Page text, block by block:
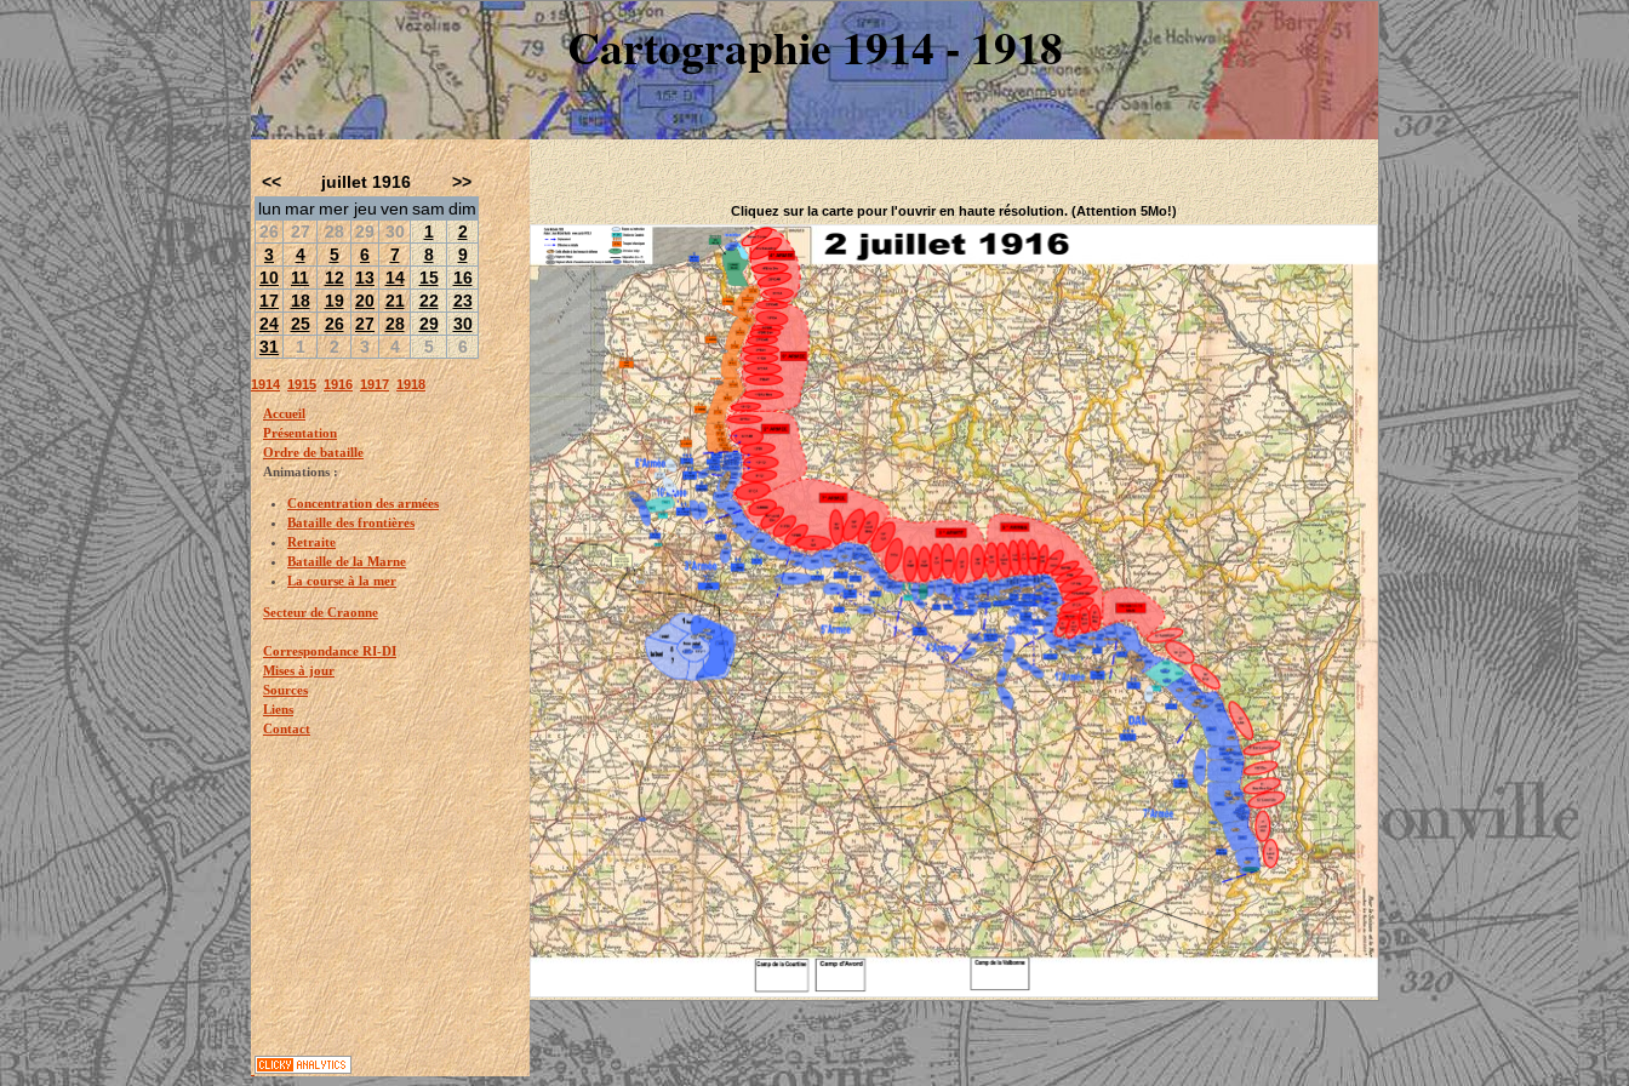
Cartographie 1914 - 1918
<< juillet 1916
>>
lun mar mer jeu ven sam dim
26
27 28 29 30 1
2
3
4 5 6 7 8
9
10
11 12 13 14 15
16
17 18 19 20 21 22
23
24 25 26 27 28 29
30
31
1 2 3 4 5 6
1914 1915 1916 1917 1918
Accueil
Présentation
Ordre de bataille
Animations :
Concentration des armées
Bataille des frontières
Retraite
Bataille de la Marne
La course à la mer
Secteur de Craonne
Correspondance RI-DI
Mises à jour
Sources
Liens
Contact
Cliquez sur la carte pour l'ouvrir en haute résolution. (Attention 5Mo!)